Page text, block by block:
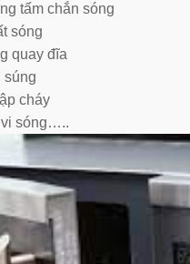
tấm chắn sóng
sóng
quay đĩa
súng
cháy
vi sóng…..